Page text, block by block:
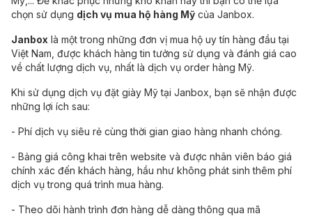
chọn sử dụng dịch vụ mua hộ hàng Mỹ của Janbox.
Janbox là một trong những đơn vị mua hộ uy tín hàng đầu tại
Việt Nam, được khách hàng tin tưởng sử dụng và đánh giá cao
về chất lượng dịch vụ, nhất là dịch vụ order hàng Mỹ.
Khi sử dụng dịch vụ đặt giày Mỹ tại Janbox, bạn sẽ nhận được
những lợi ích sau:
- Phí dịch vụ siêu rẻ cùng thời gian giao hàng nhanh chóng.
- Bảng giá công khai trên website và được nhân viên báo giá
chính xác đến khách hàng, hầu như không phát sinh thêm phí
dịch vụ trong quá trình mua hàng.
- Theo dõi hành trình đơn hàng dễ dàng thông qua mã